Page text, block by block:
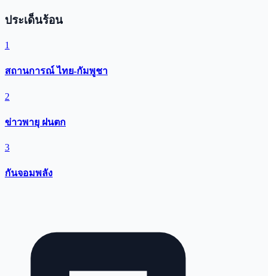
ประเด็นร้อน
1
สถานการณ์ ไทย-กัมพูชา
2
ข่าวพายุ ฝนตก
3
กันจอมพลัง